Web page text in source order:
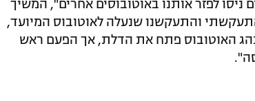
לפזר אותנו באוטובוסים אחרים", המשיך
והתעקשנו שנעלה לאוטובוס המיועד,
נהג האוטובוס פתח את הדלת, אך הפעם ראש